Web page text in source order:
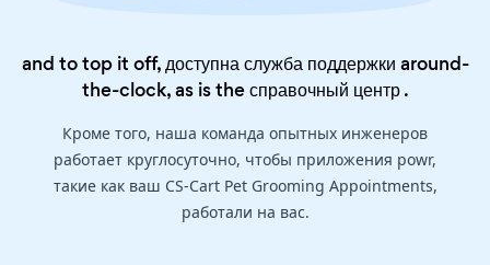
and to top it off, доступна служба поддержки around-
the-clock, as is theсправочный центр.
Кроме того, наша команда опытных инженеров
работает круглосуточно, чтобы приложения powr,
такие как ваш CS-Cart Pet Grooming Appointments,
работали на вас.